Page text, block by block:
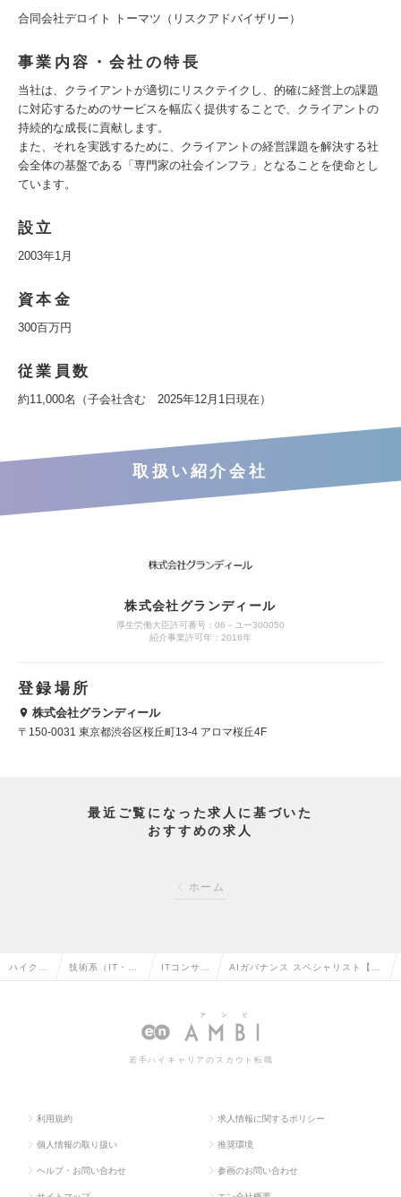
合同会社デロイト トーマツ（リスクアドバイザリー）
事業内容・会社の特長
当社は、クライアントが適切にリスクテイクし、的確に経営上の課題
に対応するためのサービスを幅広く提供することで、クライアントの
持続的な成長に貢献します。
また、それを実践するために、クライアントの経営課題を解決する社
会全体の基盤である「専門家の社会インフラ」となることを使命とし
ています。
設立
2003年1月
資本金
300百万円
従業員数
約11,000名（子会社含む 2025年12月1日現在）
取扱い紹介会社
株式会社グランディール
厚生労働大臣許可番号：06－ユー300050
紹介事業許可年：2016年
登録場所
株式会社グランディール
〒150-0031 東京都渋谷区桜丘町13-4 アロマ桜丘4F
最近ご覧になった求人に基づいた
おすすめの求人
ホーム
ハイクラ 技術系（IT・W ITコンサル
職
AIガバナンス スペシャリスト【業
求人情報
若手ハイキャリアのスカウト転職
利用規約 求人情報に関するポリシー
個人情報の取り扱い 推奨環境
ヘルプ・お問い合わせ 参画のお問い合わせ